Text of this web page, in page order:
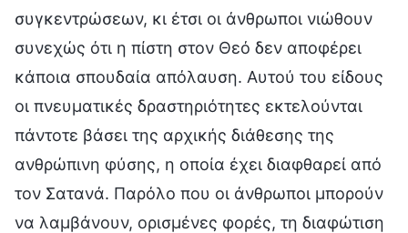
συγκεντρώσεων, κι έτσι οι άνθρωποι νιώθουν
συνεχώς ότι η πίστη στον Θεό δεν αποφέρει
κάποια σπουδαία απόλαυση. Αυτού του είδους
οι πνευματικές δραστηριότητες εκτελούνται
πάντοτε βάσει της αρχικής διάθεσης της
ανθρώπινη φύσης, η οποία έχει διαφθαρεί από
τον Σατανά. Παρόλο που οι άνθρωποι μπορούν
να λαμβάνουν, ορισμένες φορές, τη διαφώτιση